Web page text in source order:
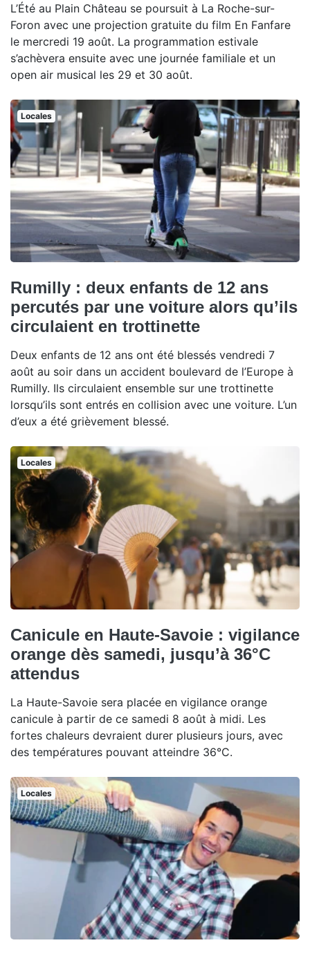
L’Été au Plain Château se poursuit à La Roche-sur-
Foron avec une projection gratuite du film En Fanfare
le mercredi 19 août. La programmation estivale
s’achèvera ensuite avec une journée familiale et un
open air musical les 29 et 30 août.
Locales
Rumilly : deux enfants de 12 ans
percutés par une voiture alors qu’ils
circulaient en trottinette
Deux enfants de 12 ans ont été blessés vendredi 7
août au soir dans un accident boulevard de l’Europe à
Rumilly. Ils circulaient ensemble sur une trottinette
lorsqu’ils sont entrés en collision avec une voiture. L’un
d’eux a été grièvement blessé.
Locales
Canicule en Haute-Savoie : vigilance
orange dès samedi, jusqu’à 36°C
attendus
La Haute-Savoie sera placée en vigilance orange
canicule à partir de ce samedi 8 août à midi. Les
fortes chaleurs devraient durer plusieurs jours, avec
des températures pouvant atteindre 36°C.
Locales